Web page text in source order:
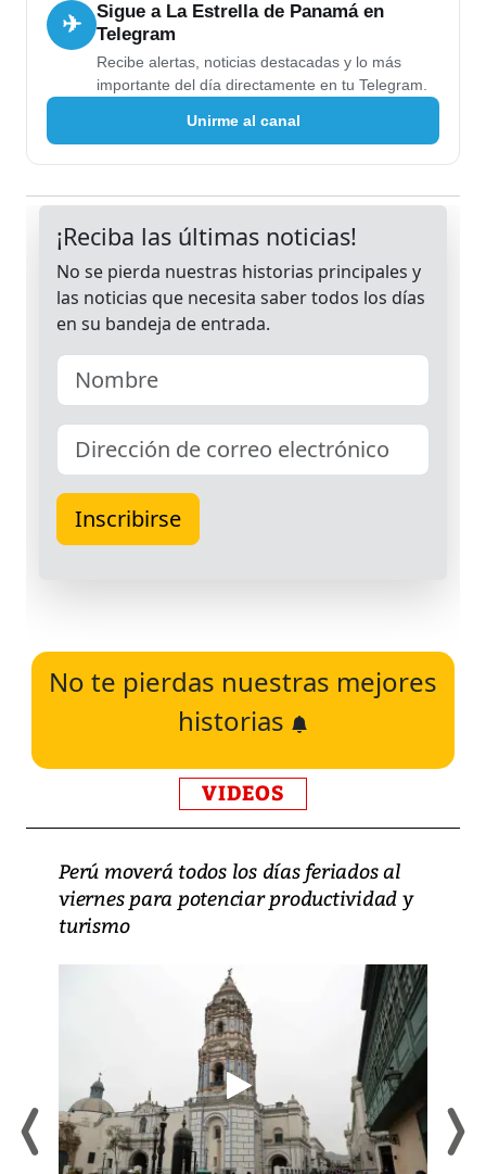
✈
Sigue a La Estrella de Panamá en
Telegram
Recibe alertas, noticias destacadas y lo más
importante del día directamente en tu Telegram.
Unirme al canal
No te pierdas nuestras mejores
historias
VIDEOS
Perú moverá todos los días feriados al
viernes para potenciar productividad y
turismo